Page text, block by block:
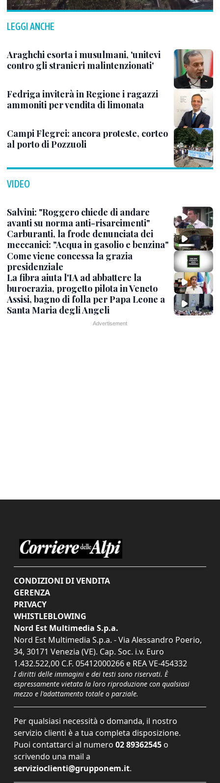
LEGGI ANCHE
Araghchi esorta i musulmani, 'unitevi
contro gli stranieri malintenzionati'
Fedriga inviterà in Regione i ragazzi
ammoniti per vendita di limonata
Campi Flegrei: ancora proteste, corteo
al porto di Pozzuoli
VIDEO
Salvini: "Roggero chiede di andare
avanti su norma anti-risarcimenti"
Carburanti, la frode denunciata dei
meccanici: "Acqua in gasolio e benzina"
Come viene concessa la grazia
presidenziale
La fibra aiuta l'IA ad abbattere la
burocrazia, progetto pilota in Veneto
Assisi, bagno di folla per Papa Leone a
Santa Maria degli Angeli
CONDIZIONI DI VENDITA
GERENZA
PRIVACY
WHISTLEBLOWING
Nord Est Multimedia S.p.a.
Nord Est Multimedia S.p.a. - Via Alessandro Poerio,
34, 30171 Venezia (VE). Cap. Soc. i.v. Euro
1.432.522,00 C.F. 05412000266 e REA VE-454332
I diritti delle immagini e dei testi sono riservati. È
espressamente vietata la loro riproduzione con qualsiasi
mezzo e l'adattamento totale o parziale.
Per qualsiasi necessità o domanda, il nostro
servizio clienti è a tua completa disposizione.
Puoi contattarci al numero 02 89362545 o
scrivendo una mail a
servizioclienti@grupponem.it.